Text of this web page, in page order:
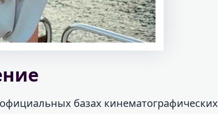
базах кинематографических